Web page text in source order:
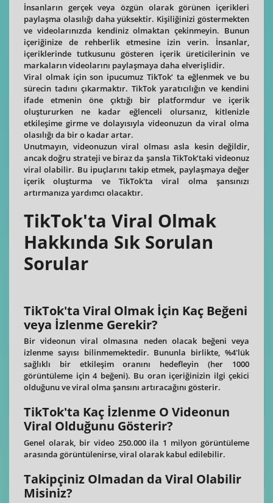
İnsanların gerçek veya özgün olarak görünen içerikleri
paylaşma olasılığı daha yüksektir. Kişiliğinizi göstermekten
ve videolarınızda kendiniz olmaktan çekinmeyin. Bunun
içeriğinize de rehberlik etmesine izin verin. İnsanlar,
içeriklerinde tutkusunu gösteren içerik üreticilerinin ve
markaların videolarını paylaşmaya daha elverişlidir.
Viral olmak için son ipucumuz TikTok’ ta eğlenmek ve bu
sürecin tadını çıkarmaktır. TikTok yaratıcılığın ve kendini
ifade etmenin öne çıktığı bir platformdur ve içerik
oluştururken ne kadar eğlenceli olursanız, kitlenizle
etkileşime girme ve dolayısıyla videonuzun da viral olma
olasılığı da bir o kadar artar.
Unutmayın, videonuzun viral olması asla kesin değildir,
ancak doğru strateji ve biraz da şansla TikTok’taki videonuz
viral olabilir. Bu ipuçlarını takip etmek, paylaşmaya değer
içerik oluşturma ve TikTok'ta viral olma şansınızı
artırmanıza yardımcı olacaktır.
TikTok'ta Viral Olmak
Hakkında Sık Sorulan
Sorular
TikTok'ta Viral Olmak İçin Kaç Beğeni
veya İzlenme Gerekir?
Bir videonun viral olmasına neden olacak beğeni veya
izlenme sayısı bilinmemektedir. Bununla birlikte, %4'lük
sağlıklı bir etkileşim oranını hedefleyin (her 1000
görüntüleme için 4 beğeni). Bu oran içeriğinizin ilgi çekici
olduğunu ve viral olma şansını artıracağını gösterir.
TikTok'ta Kaç İzlenme O Videonun
Viral Olduğunu Gösterir?
Genel olarak, bir video 250.000 ila 1 milyon görüntüleme
arasında görüntülenirse, viral olarak kabul edilebilir.
Takipçiniz Olmadan da Viral Olabilir
Misiniz?